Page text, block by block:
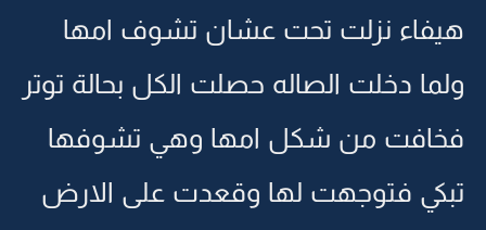
هيفاء نزلت تحت عشان تشوف امها
ولما دخلت الصاله حصلت الكل بحالة توتر
فخافت من شكل امها وهي تشوفها
تبكي فتوجهت لها وقعدت على الارض